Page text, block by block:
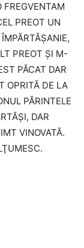
FREGVENTAM
PREOT UN
PREOT ŞI M-
PĂCAT DAR
OPRITĂ DE LA
PĂRINTELE
DAR
VINOVATĂ.